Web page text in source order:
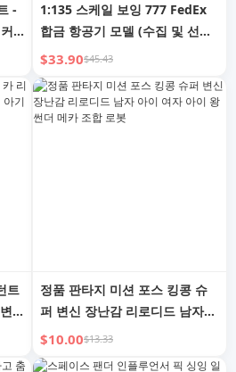
-
형
1:135 스케일 보잉 777 FedEx
합금 항공기 모델 (수집 및 선물
용)
$33.90$45.43
트
정품 판타지 미션 포스 킹콩 슈
퍼 변신 장난감 리로디드 남자
아이 여자 아이 왕 썬더 메카 조
합 로봇
$10.00$13.33